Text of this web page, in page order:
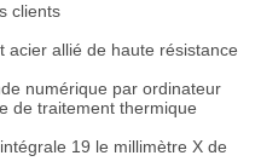
clients
acier allié de haute résistance
numérique par ordinateur
de traitement thermique
19 le millimètre X de